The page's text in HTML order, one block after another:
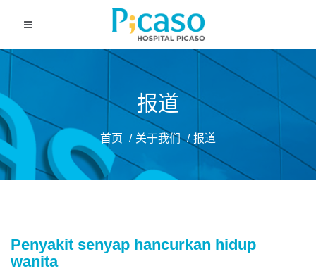
报道
首页 关于我们 报道
Penyakit senyap hancurkan hidup
wanita